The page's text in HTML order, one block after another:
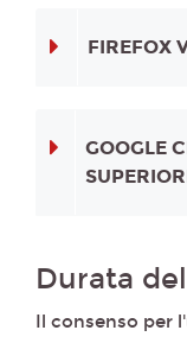
FIREFOX
GOOGLE
Durata
Il consenso per